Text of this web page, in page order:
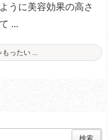
うに美容効果の高さ
...
ったい ...